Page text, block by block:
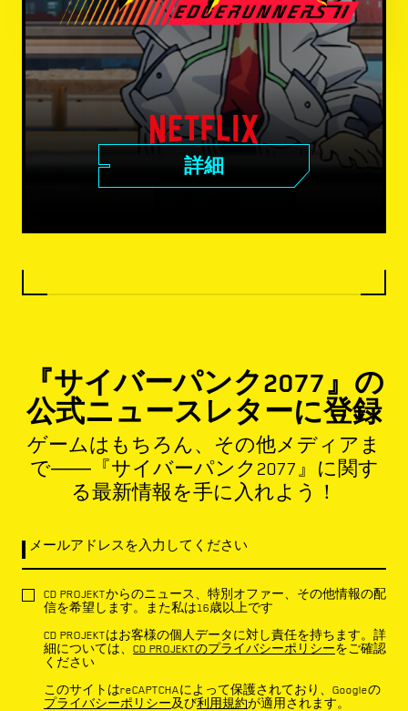
詳細
『サイバーパンク2077』の
公式ニュースレターに登録
ゲームはもちろん、その他メディアま
で――『サイバーパンク2077』に関す
る最新情報を手に入れよう！
メールアドレスを入力してください
CD PROJEKTからのニュース、特別オファー、その他情報の配
信を希望します。また私は16歳以上です
CD PROJEKTはお客様の個人データに対し責任を持ちます。詳
細については、 CD PROJEKTのプライバシーポリシーをご確認
ください
このサイトはreCAPTCHAによって保護されており、Googleの
プライバシーポリシー及び利用規約が適用されます。